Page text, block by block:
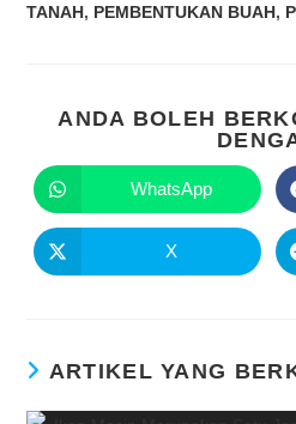
TANAH, PEMBENTUKAN BUAH,
ANDA BOLEH
WhatsApp
X
ARTIKEL YANG